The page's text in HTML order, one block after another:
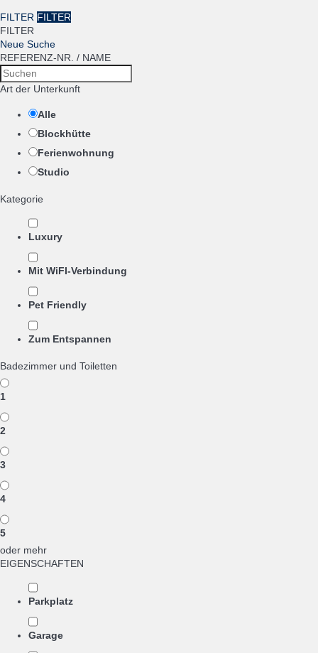
FILTER FILTER
FILTER
Neue Suche
REFERENZ-NR. / NAME
Art der Unterkunft
Alle
Blockhütte
Ferienwohnung
Studio
Kategorie
Luxury
Mit WiFI-Verbindung
Pet Friendly
Zum Entspannen
Badezimmer und Toiletten
1
2
3
4
5
oder mehr
EIGENSCHAFTEN
Parkplatz
Garage